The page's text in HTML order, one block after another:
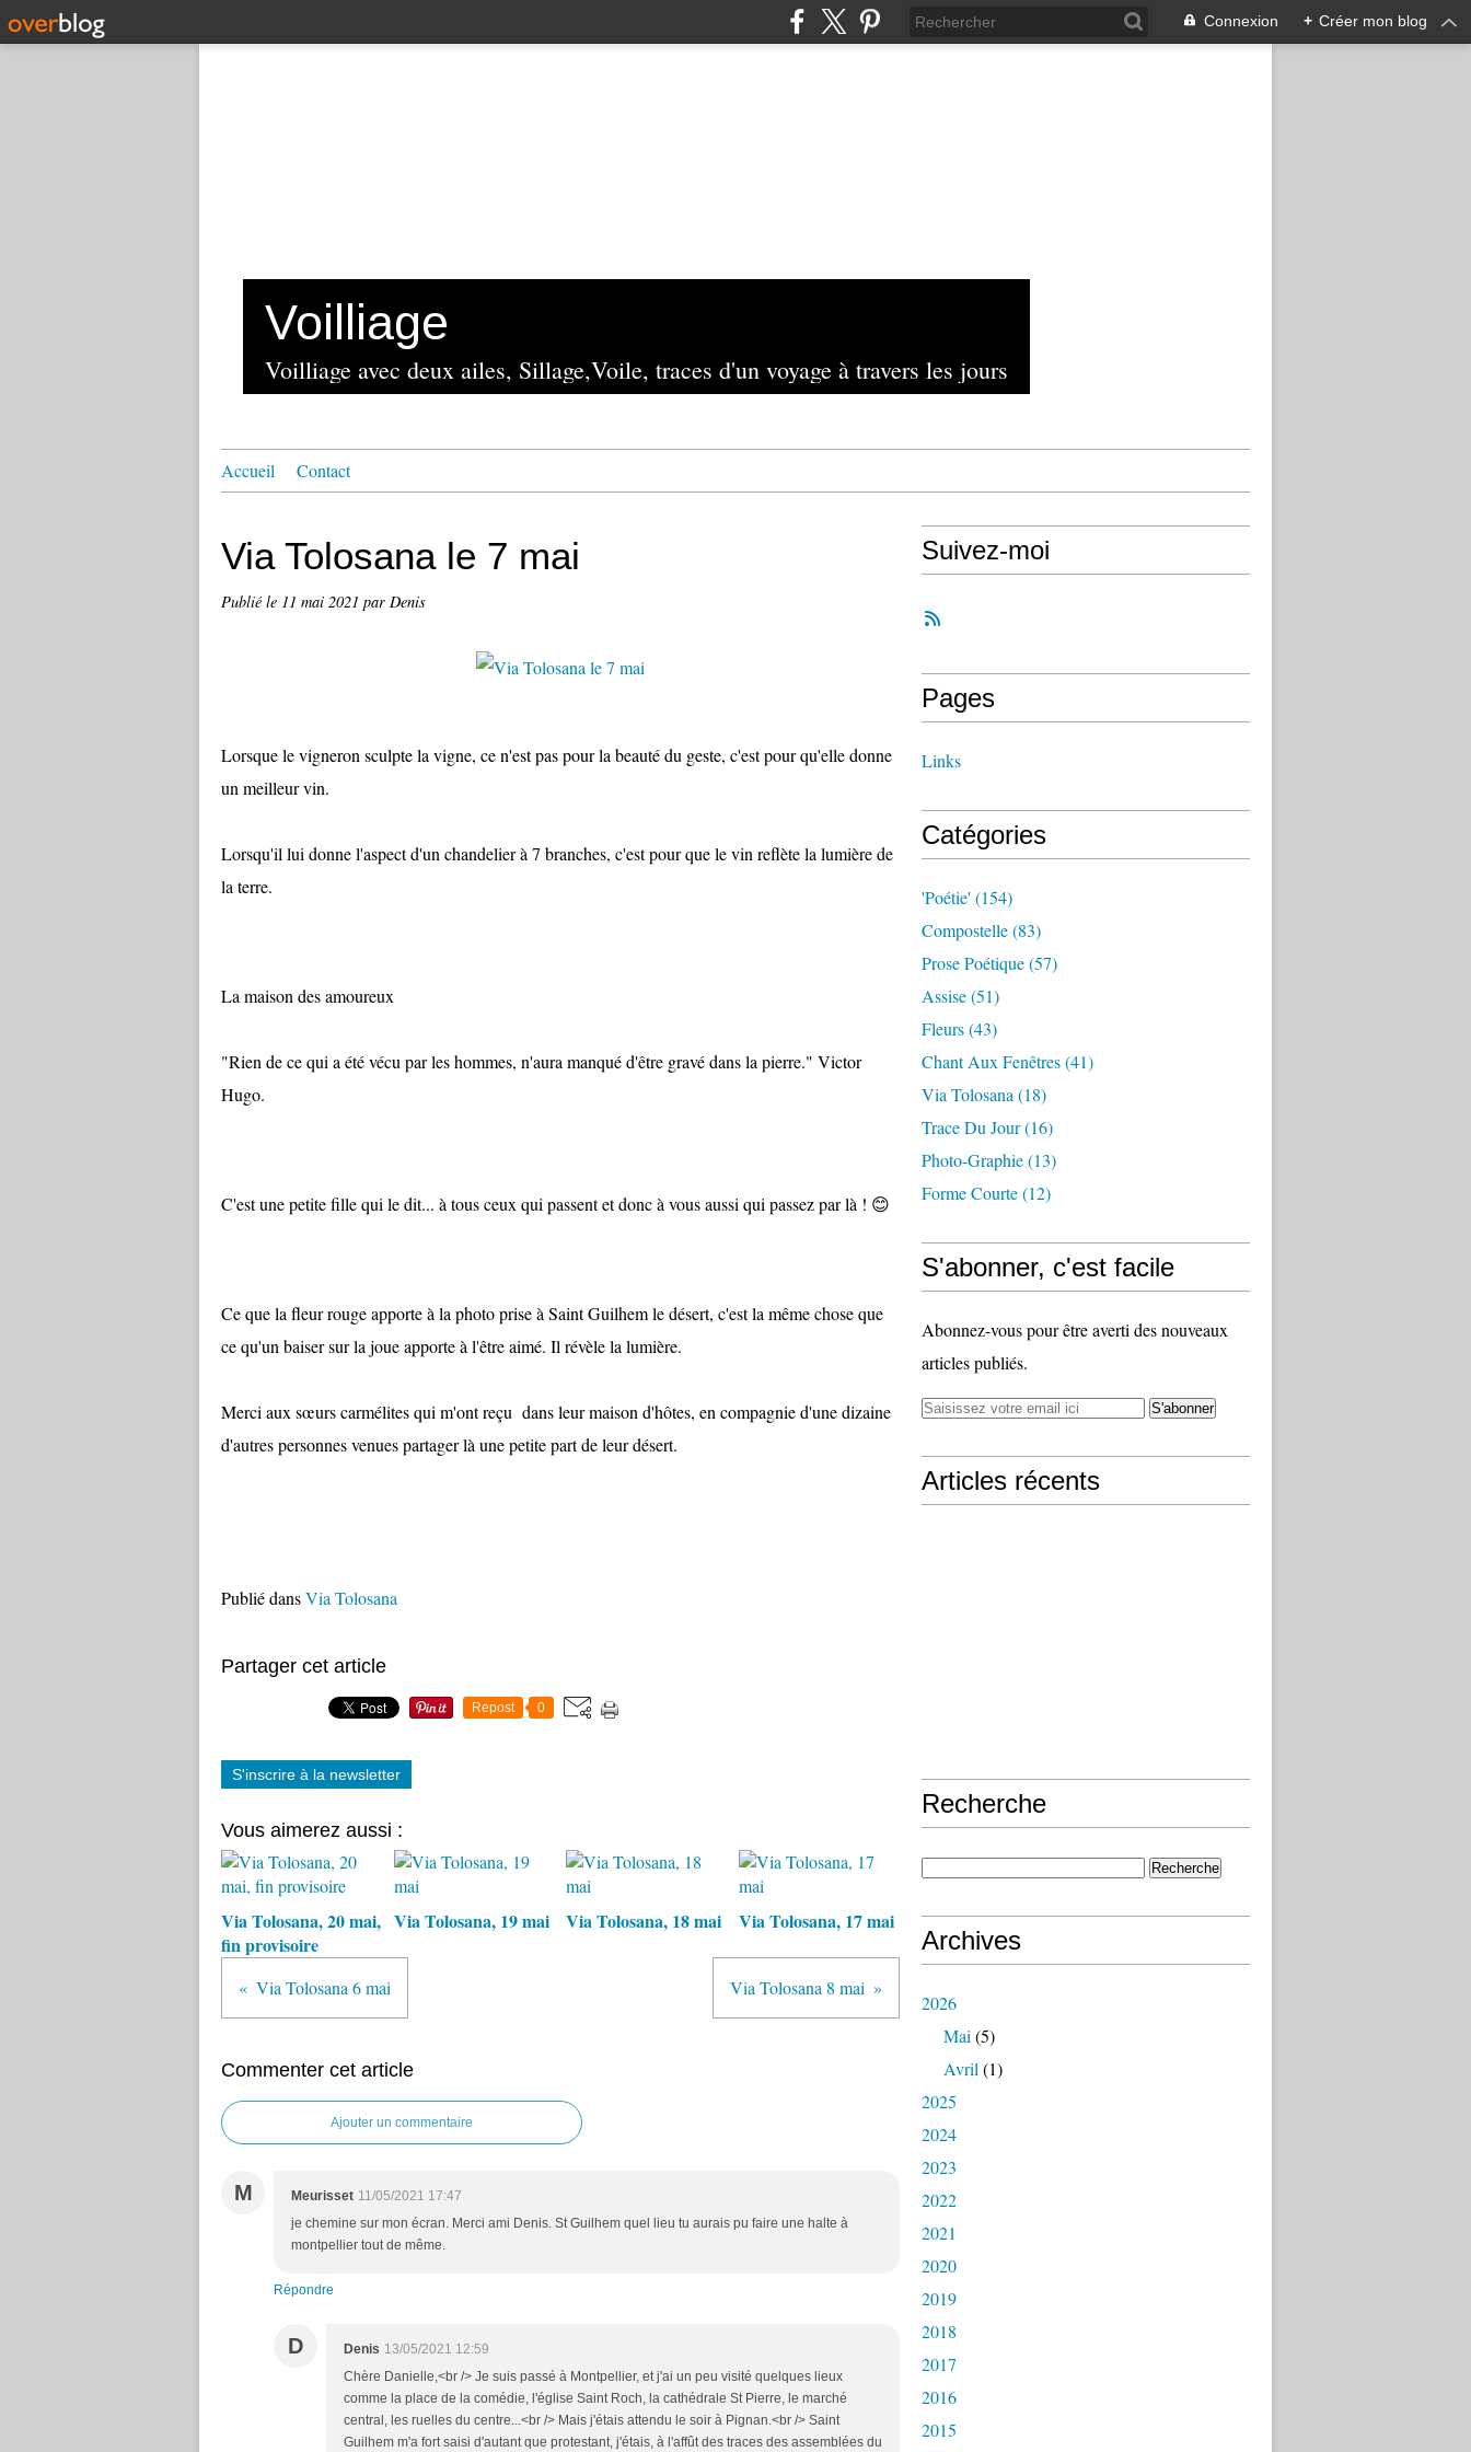
Connexion + Créer mon blog
Voilliage
Voilliage avec deux ailes, Sillage,Voile, traces d'un voyage à travers les jours
Accueil Contact
Via Tolosana le 7 mai
Publié le 11 mai 2021 par Denis
Lorsque le vigneron sculpte la vigne, ce n'est pas pour la beauté du geste, c'est pour qu'elle donne
un meilleur vin.
Lorsqu'il lui donne l'aspect d'un chandelier à 7 branches, c'est pour que le vin reflète la lumière de
la terre.
La maison des amoureux
"Rien de ce qui a été vécu par les hommes, n'aura manqué d'être gravé dans la pierre." Victor
Hugo.
C'est une petite fille qui le dit... à tous ceux qui passent et donc à vous aussi qui passez par là ! 😊
Ce que la fleur rouge apporte à la photo prise à Saint Guilhem le désert, c'est la même chose que
ce qu'un baiser sur la joue apporte à l'être aimé. Il révèle la lumière.
Merci aux sœurs carmélites qui m'ont reçu dans leur maison d'hôtes, en compagnie d'une dizaine
d'autres personnes venues partager là une petite part de leur désert.
Publié dansVia Tolosana
Partager cet article
Repost 0
S'inscrire à la newsletter
Vous aimerez aussi :
Via Tolosana, 20 mai,
fin provisoire
Via Tolosana, 19 mai Via Tolosana, 18 mai Via Tolosana, 17 mai
Via Tolosana 6 mai Via Tolosana 8 mai
Commenter cet article
Ajouter un commentaire
M Meurisset 11/05/2021 17:47
je chemine sur mon écran. Merci ami Denis. St Guilhem quel lieu tu aurais pu faire une halte à
montpellier tout de même.
Répondre
D Denis 13/05/2021 12:59
Chère Danielle,<br /> Je suis passé à Montpellier, et j'ai un peu visité quelques lieux
comme la place de la comédie, l'église Saint Roch, la cathédrale St Pierre, le marché
central, les ruelles du centre...<br /> Mais j'étais attendu le soir à Pignan.<br /> Saint
Guilhem m'a fort saisi d'autant que protestant, j'étais, à l'affût des traces des assemblées du
Suivez-moi
Pages
Links
Catégories
'poétie' (154)
Compostelle(83)
Prose Poétique(57)
Assise(51)
Fleurs(43)
Chant Aux Fenêtres(41)
Via Tolosana (18)
Trace Du Jour(16)
Photo-Graphie(13)
Forme Courte(12)
S'abonner, c'est facile
Abonnez-vous pour être averti des nouveaux
articles publiés.
Articles récents
Recherche
Archives
2026
Mai (5)
Avril (1)
2025
2024
2023
2022
2021
2020
2019
2018
2017
2016
2015